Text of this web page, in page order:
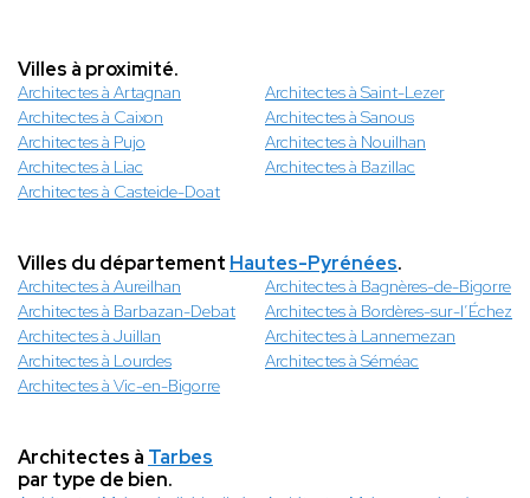
Villes à proximité.
Architectes à Artagnan
Architectes à Saint-Lezer
Architectes à Caixon
Architectes à Sanous
Architectes à Pujo
Architectes à Nouilhan
Architectes à Liac
Architectes à Bazillac
Architectes à Casteide-Doat
Villes du département Hautes-Pyrénées.
Architectes à Aureilhan
Architectes à Bagnères-de-Bigorre
Architectes à Barbazan-Debat
Architectes à Bordères-sur-l’Échez
Architectes à Juillan
Architectes à Lannemezan
Architectes à Lourdes
Architectes à Séméac
Architectes à Vic-en-Bigorre
Architectes à Tarbes
par type de bien.